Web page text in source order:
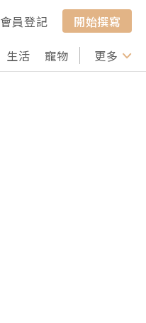
會員登記
開始撰寫
生活 寵物 行山 打卡
更多